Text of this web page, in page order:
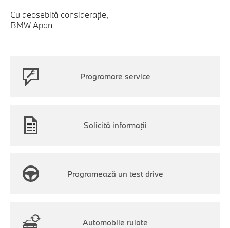
Cu deosebită consideraţie,
BMW Apan
Programare service
Solicită informații
Programează un test drive
Automobile rulate